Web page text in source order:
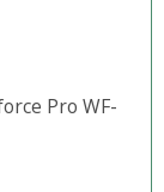
Pro WF-